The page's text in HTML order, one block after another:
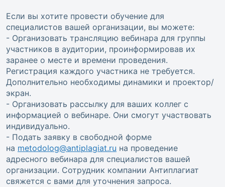
Если вы хотите провести обучение для
специалистов вашей организации, вы можете:
- Организовать трансляцию вебинара для группы
участников в аудитории, проинформировав их
заранее о месте и времени проведения.
Регистрация каждого участника не требуется.
Дополнительно необходимы динамики и проектор/
экран.
- Организовать рассылку для ваших коллег с
информацией о вебинаре. Они смогут участвовать
индивидуально.
- Подать заявку в свободной форме
на metodolog@antiplagiat.ru на проведение
адресного вебинара для специалистов вашей
организации. Сотрудник компании Антиплагиат
свяжется с вами для уточнения запроса.